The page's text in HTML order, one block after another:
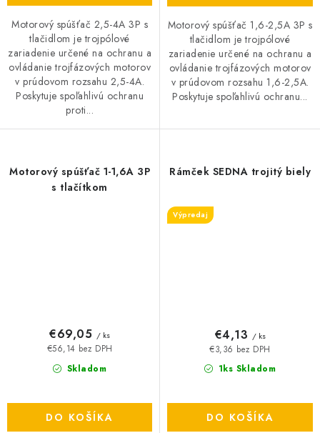
Motorový spúšťač 2,5-4A 3P s
tlačidlom je trojpólové
zariadenie určené na ochranu a
ovládanie trojfázových motorov
v prúdovom rozsahu 2,5-4A.
Poskytuje spoľahlivú ochranu
proti...
Motorový spúšťač 1,6-2,5A 3P s
tlačidlom je trojpólové
zariadenie určené na ochranu a
ovládanie trojfázových motorov
v prúdovom rozsahu 1,6-2,5A.
Poskytuje spoľahlivú ochranu...
Motorový spúšťač 1-1,6A 3P
s tlačítkom
Skladom
€56,14 bez DPH
€69,05 / ks
DO KOŠÍKA
Rámček SEDNA trojitý biely
Výpredaj
1ks Skladom
€3,36 bez DPH
€4,13 / ks
DO KOŠÍKA